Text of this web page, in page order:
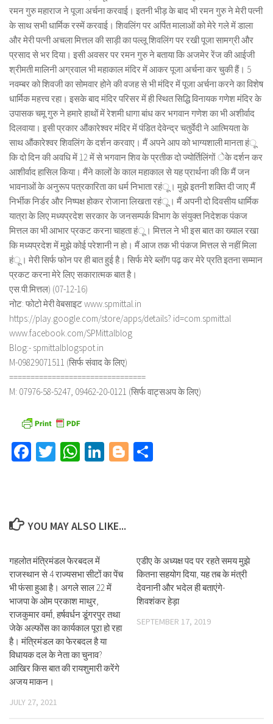
रमन गुरु महाराज ने पूजा अर्चना करवाई। इतनी भीड़ के बाद भी रमन गुरु ने मेरी पत्नी
के साथ सभी धार्मिक रस्में करवाई। शिवलिंग पर अर्पित मालाओं को मेरे गले में डाला
और मेरी पत्नी अचला मित्तल की साड़ी का पल्लू शिवलिंग पर रखी पूजा सामग्री और
प्रसाद से भर दिया। इसी अवसर पर रमन गुरु ने बताया कि अजमेर रेंज की आईजी
श्रीमती मालिनी अग्रवाल भी महाकाल मंदिर में आकर पूजा अर्चना कर चुकी हैं। 5
नवम्बर को शिवजी का सोमवार होने की वजह से भी मंदिर में पूजा अर्चना करने का विशेष
धार्मिक महत्त्व रहा। इसके बाद मंदिर परिसर में ही स्थित सिद्धि विनायक गणेश मंदिर के
उपासक चमू गुरु ने हमारे हाथों में रेशमी धागा बांध कर भगवान गणेश का भी अशीर्वाद
दिलवाया। इसी प्रकार औंकारेश्वर मंदिर में पंडित देवेन्द्र चतुर्वेदी ने आत्मियता के
साथ औंकारेश्वर शिवलिंग के दर्शन करवाए। मैं अपने आप को भाग्यशाली मानता हंू
कि दो दिन की अवधि में 12 में से भगवान शिव के प्रतीक दो ज्योर्तिलिंगों ेके दर्शन कर
आशीर्वाद हासिल किया। मैंने कालों के काल महाकाल से यह प्रार्थना की कि मैं जन
भावनाओं के अनुरूप पत्रकारिता का धर्म निभाता रहंू। मुझे इतनी शक्ति दी जाए मैं
निर्भीक निर्डर और निष्पक्ष होकर रोजाना लिखता रहंू। मैं अपनी दो दिवसीय धार्मिक
यात्रा के लिए मध्यप्रदेश सरकार के जनसम्पर्क विभाग के संयुक्त निदेशक पंकज
मित्तल का भी आभार प्रकट करना चाहता हंू। मित्तल ने भी इस बात का ख्याल रखा
कि मध्यप्रदेश में मुझे कोई परेशानी न हो। मैं आज तक भी पंकज मित्तल से नहीं मिला
हंू। मेरी सिर्फ फोन पर ही बात हुई है। सिर्फ मेरे ब्लॉग पढ़ कर मेरे प्रति इतना सम्मान
प्रकट करना मेरे लिए सकारात्मक बात है।
एस.पी.मित्तल) (07-12-16)
नोट: फोटो मेरी वेबसाइट www.spmittal.in
https://play.google.com/store/apps/details? id=com.spmittal
www.facebook.com/SPMittalblog
Blog:- spmittalblogspot.in
M-09829071511 (सिर्फ संवाद के लिए)
================================
M: 07976-58-5247, 09462-20-0121 (सिर्फ वाट्सअप के लिए)
Facebook
TwitterWhatsApp
LinkedIn
Blogger
YOU MAY ALSO LIKE...
गहलोत मंत्रिमंडल फेरबदल में
राजस्थान से 4 राज्यसभा सीटों का पेंच
भी फंसा हुआ है। अगले साल 22 में
भाजपा के ओम प्रकाश माथुर,
राजकुमार वर्मा, हर्षवर्धन डूंगरपुर तथा
जेके अल्फोंस का कार्यकाल पूरा हो रहा
है। मंत्रिमंडल का फेरबदल है या
विधायक दल के नेता का चुनाव?
आखिर किस बात की रायशुमारी करेंगे
अजय माकन।
JULY 27, 2021
एडीए के अध्यक्ष पद पर रहते समय मुझे
कितना सहयोग दिया, यह तब के मंत्री
देवनानी और भदेल ही बताएंगे-
शिवशंकर हेड़ा
SEPTEMBER 17, 2019